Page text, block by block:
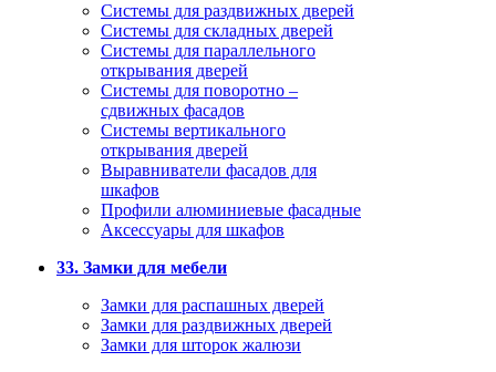
Системы для раздвижных дверей
Системы для складных дверей
Системы для параллельного
открывания дверей
Системы для поворотно –
сдвижных фасадов
Системы вертикального
открывания дверей
Выравниватели фасадов для
шкафов
Профили алюминиевые фасадные
Аксессуары для шкафов
33. Замки для мебели
Замки для распашных дверей
Замки для раздвижных дверей
Замки для шторок жалюзи